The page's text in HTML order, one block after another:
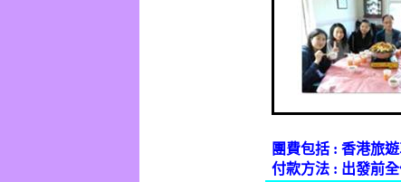
團費包括: 香港旅
付款方法: 出發前